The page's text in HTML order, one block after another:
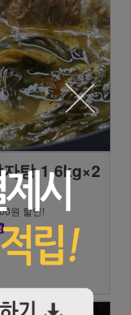
탕 1.6kg×2
원 할인!